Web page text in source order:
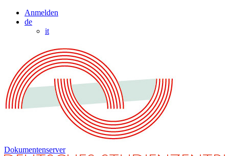
Anmelden
de
it
Dokumentenserver